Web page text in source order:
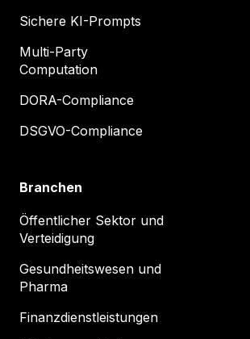
Sichere KI-Prompts
Multi-Party
Computation
DORA-Compliance
DSGVO-Compliance
Branchen
Öffentlicher Sektor und
Verteidigung
Gesundheitswesen und
Pharma
Finanzdienstleistungen